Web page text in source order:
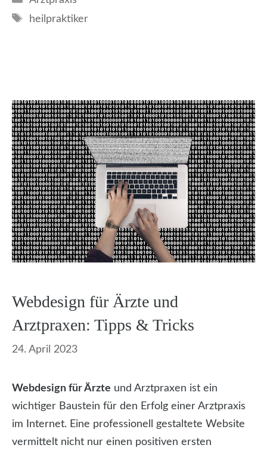
Schlagwörter
heilpraktiker
Webdesign für Ärzte und
Arztpraxen: Tipps & Tricks
24. April 2023
Webdesign für Ärzte und Arztpraxen ist ein
wichtiger Baustein für den Erfolg einer Arztpraxis
im Internet. Eine professionell gestaltete Website
vermittelt nicht nur einen positiven ersten